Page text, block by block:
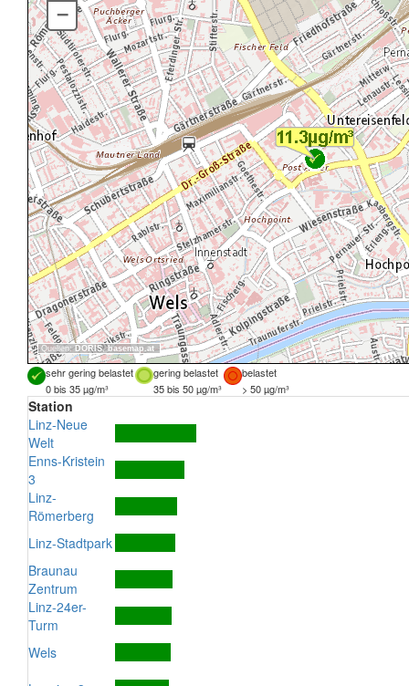
Quellen: DORIS, basemap.at
–
sehr gering belastet gering belastet
belastet
0 bis 35 µg/m³
35 bis 50 µg/m³ > 50 µg/m³
Station
Linz-Neue
Welt
Enns-Kristein
3
Linz-
Römerberg
Linz-Stadtpark
Braunau
Zentrum
Linz-24er-
Turm
Wels